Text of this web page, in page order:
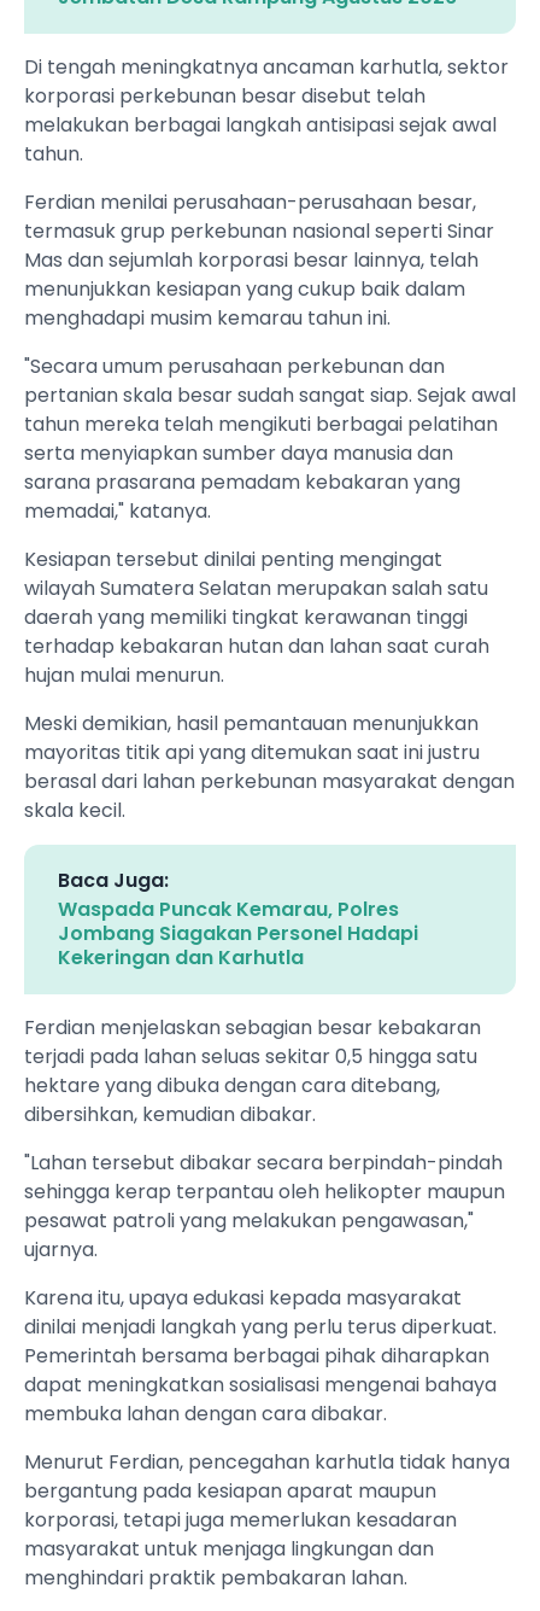
Di tengah meningkatnya ancaman karhutla, sektor
korporasi perkebunan besar disebut telah
melakukan berbagai langkah antisipasi sejak awal
tahun.
Ferdian menilai perusahaan-perusahaan besar,
termasuk grup perkebunan nasional seperti Sinar
Mas dan sejumlah korporasi besar lainnya, telah
menunjukkan kesiapan yang cukup baik dalam
menghadapi musim kemarau tahun ini.
"Secara umum perusahaan perkebunan dan
pertanian skala besar sudah sangat siap. Sejak awal
tahun mereka telah mengikuti berbagai pelatihan
serta menyiapkan sumber daya manusia dan
sarana prasarana pemadam kebakaran yang
memadai," katanya.
Kesiapan tersebut dinilai penting mengingat
wilayah Sumatera Selatan merupakan salah satu
daerah yang memiliki tingkat kerawanan tinggi
terhadap kebakaran hutan dan lahan saat curah
hujan mulai menurun.
Meski demikian, hasil pemantauan menunjukkan
mayoritas titik api yang ditemukan saat ini justru
berasal dari lahan perkebunan masyarakat dengan
skala kecil.
Baca Juga:
Waspada Puncak Kemarau, Polres
Jombang Siagakan Personel Hadapi
Kekeringan dan Karhutla
Ferdian menjelaskan sebagian besar kebakaran
terjadi pada lahan seluas sekitar 0,5 hingga satu
hektare yang dibuka dengan cara ditebang,
dibersihkan, kemudian dibakar.
"Lahan tersebut dibakar secara berpindah-pindah
sehingga kerap terpantau oleh helikopter maupun
pesawat patroli yang melakukan pengawasan,"
ujarnya.
Karena itu, upaya edukasi kepada masyarakat
dinilai menjadi langkah yang perlu terus diperkuat.
Pemerintah bersama berbagai pihak diharapkan
dapat meningkatkan sosialisasi mengenai bahaya
membuka lahan dengan cara dibakar.
Menurut Ferdian, pencegahan karhutla tidak hanya
bergantung pada kesiapan aparat maupun
korporasi, tetapi juga memerlukan kesadaran
masyarakat untuk menjaga lingkungan dan
menghindari praktik pembakaran lahan.